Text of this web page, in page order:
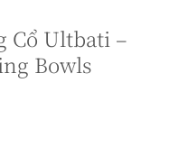
Cổ Ultbati –
Bowls